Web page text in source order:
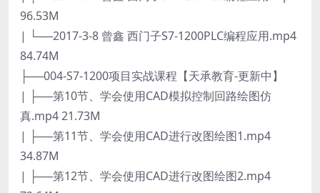
96.53M
| └──2017-3-8 曾鑫 西门子S7-1200PLC编程应用.mp4
84.74M
├──004-S7-1200项目实战课程【天承教育-更新中】
| ├──第10节、学会使用CAD模拟控制回路绘图仿
真.mp4 21.73M
| ├──第11节、学会使用CAD进行改图绘图1.mp4
34.87M
| ├──第12节、学会使用CAD进行改图绘图2.mp4